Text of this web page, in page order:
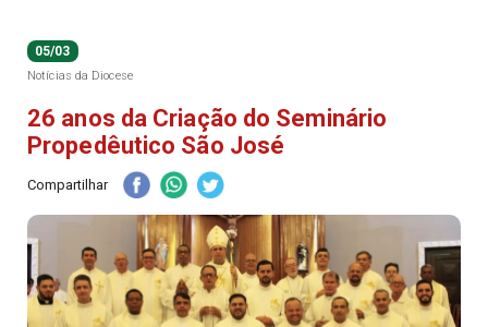
05/03
Notícias da Diocese
26 anos da Criação do Seminário
Propedêutico São José
Compartilhar